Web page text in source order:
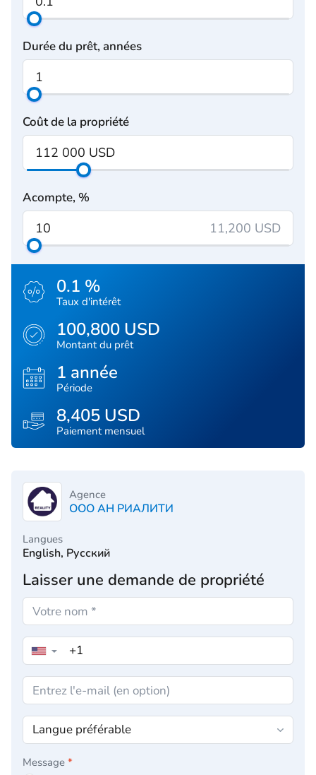
Durée du prêt, années
Coût de la propriété
Acompte, %
11,200 USD
0.1 %
Taux d'intérêt
100,800 USD
Montant du prêt
1 année
Période
8,405 USD
Paiement mensuel
Agence
ООО АН РИАЛИТИ
Langues
English, Русский
Laisser une demande de propriété
▼
Message *